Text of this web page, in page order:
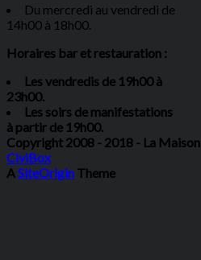
Du mercredi au vendredi de
14h00 à 18h00.
Horaires bar et restauration :
Les vendredis de 19h00 à
23h00.
Les soirs de manifestations
à partir de 19h00.
Copyright 2008 - 2018 - La
CiviBox
A SiteOrigin Theme